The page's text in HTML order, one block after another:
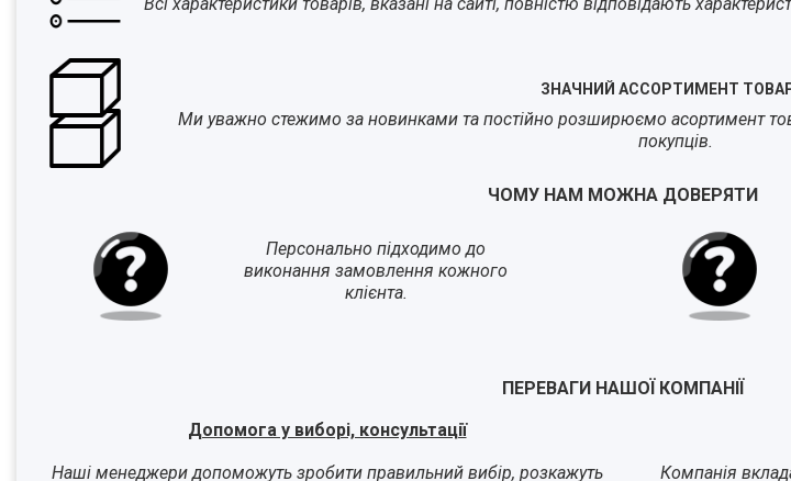
ЗНАЧНИЙ АССОРТИМЕНТ
Ми уважно стежимо за новинками та постійно розширюємо асортимент
покупців.
ЧОМУ НАМ МОЖНА ДОВЕРЯТИ
Персонально підходимо до
виконання замовлення кожного
клієнта.
ПЕРЕВАГИ НАШОЇ КОМПАНІЇ
Допомога у виборі, консультації
Наші менеджери допоможуть зробити правильний вибір, розкажуть
Компанія